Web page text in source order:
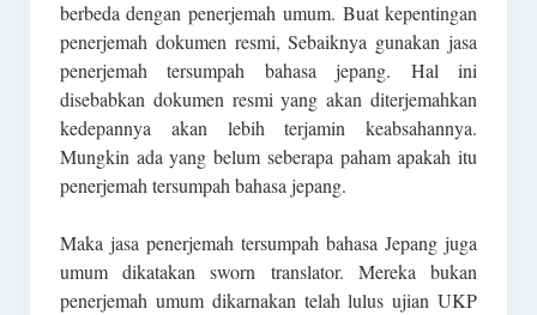
berbeda dengan penerjemah umum. Buat kepentingan
penerjemah dokumen resmi, Sebaiknya gunakan jasa
penerjemah tersumpah bahasa jepang. Hal ini
disebabkan dokumen resmi yang akan diterjemahkan
kedepannya akan lebih terjamin keabsahannya.
Mungkin ada yang belum seberapa paham apakah itu
penerjemah tersumpah bahasa jepang.
Maka jasa penerjemah tersumpah bahasa Jepang juga
umum dikatakan sworn translator. Mereka bukan
penerjemah umum dikarnakan telah lulus ujian UKP